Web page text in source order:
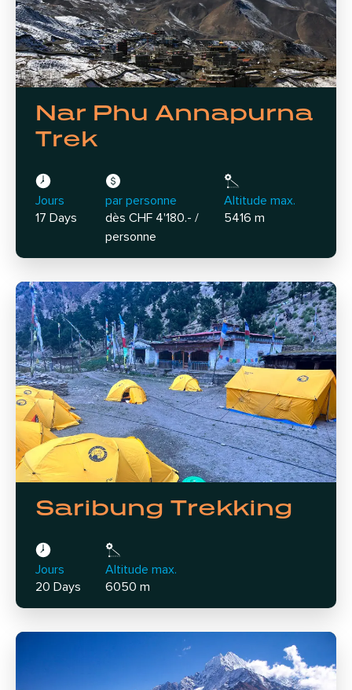
Nar Phu Annapurna
Trek
Jours
17 Days
par personne
dès CHF 4'180.- /
personne
Altitude max.
5416 m
Saribung Trekking
Jours
20 Days
Altitude max.
6050 m